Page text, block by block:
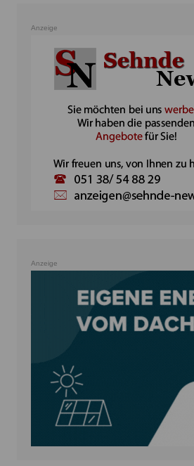
Anzeige
Anzeige